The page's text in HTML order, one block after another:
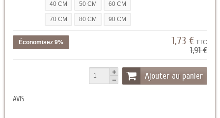
40 CM 50 CM 60 CM
70 CM 80 CM 90 CM
Économisez 9% 1,73 € TTC
1,91 €
Ajouter au panier
AVIS